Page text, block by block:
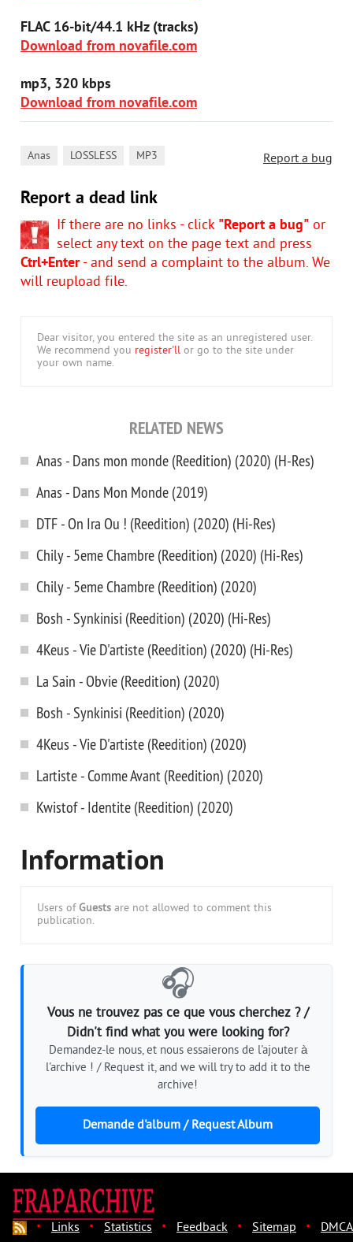
FLAC 16-bit/44.1 kHz (tracks)
Download from novafile.com
mp3, 320 kbps
Download from novafile.com
Report a bug
Anas LOSSLESS MP3
Report a dead link
If there are no links - click "Report a bug" or
select any text on the page text and press
Ctrl+Enter- and send a complaint to the album. We
will reupload file.
Dear visitor, you entered the site as an unregistered user.
We recommend you register'll or go to the site under
your own name.
RELATED NEWS
Anas - Dans mon monde (Reedition) (2020) (H-Res)
Anas - Dans Mon Monde (2019)
DTF - On Ira Ou ! (Reedition) (2020) (Hi-Res)
Chily - 5eme Chambre (Reedition) (2020) (Hi-Res)
Chily - 5eme Chambre (Reedition) (2020)
Bosh - Synkinisi (Reedition) (2020) (Hi-Res)
4Keus - Vie D'artiste (Reedition) (2020) (Hi-Res)
La Sain - Obvie (Reedition) (2020)
Bosh - Synkinisi (Reedition) (2020)
4Keus - Vie D'artiste (Reedition) (2020)
Lartiste - Comme Avant (Reedition) (2020)
Kwistof - Identite (Reedition) (2020)
Information
Users of Guests are not allowed to comment this
publication.
🎧
Vous ne trouvez pas ce que vous cherchez ? /
Didn't find what you were looking for?
Demandez-le nous, et nous essaierons de l'ajouter à
l'archive ! / Request it, and we will try to add it to the
archive!
Demande d'album / Request Album
· Links · Statistics · Feedback · Sitemap · DMCA